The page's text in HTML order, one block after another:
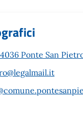
Ponte San